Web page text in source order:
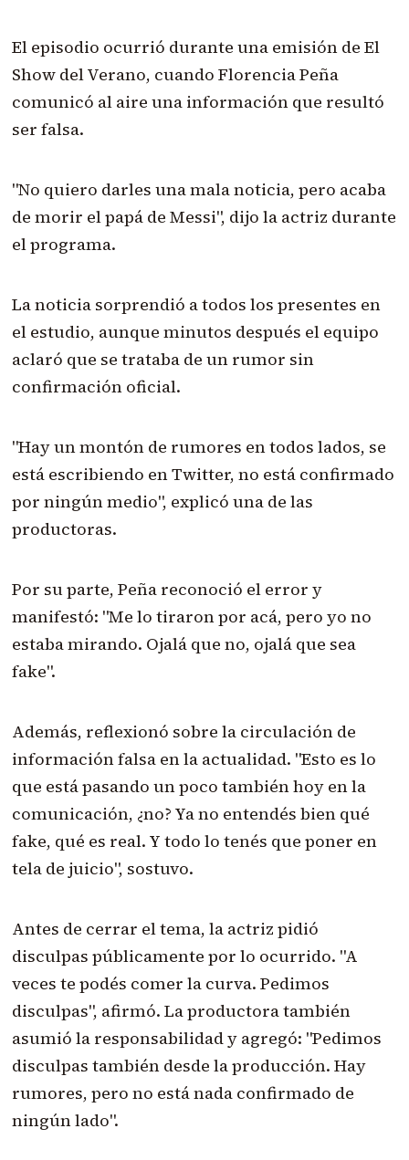
El episodio ocurrió durante una emisión de El
Show del Verano, cuando Florencia Peña
comunicó al aire una información que resultó
ser falsa.
"No quiero darles una mala noticia, pero acaba
de morir el papá de Messi", dijo la actriz durante
el programa.
La noticia sorprendió a todos los presentes en
el estudio, aunque minutos después el equipo
aclaró que se trataba de un rumor sin
confirmación oficial.
"Hay un montón de rumores en todos lados, se
está escribiendo en Twitter, no está confirmado
por ningún medio", explicó una de las
productoras.
Por su parte, Peña reconoció el error y
manifestó: "Me lo tiraron por acá, pero yo no
estaba mirando. Ojalá que no, ojalá que sea
fake".
Además, reflexionó sobre la circulación de
información falsa en la actualidad. "Esto es lo
que está pasando un poco también hoy en la
comunicación, ¿no? Ya no entendés bien qué
fake, qué es real. Y todo lo tenés que poner en
tela de juicio", sostuvo.
Antes de cerrar el tema, la actriz pidió
disculpas públicamente por lo ocurrido. "A
veces te podés comer la curva. Pedimos
disculpas", afirmó. La productora también
asumió la responsabilidad y agregó: "Pedimos
disculpas también desde la producción. Hay
rumores, pero no está nada confirmado de
ningún lado".